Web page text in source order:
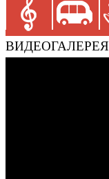
ВИДЕОГАЛЕРЕЯ